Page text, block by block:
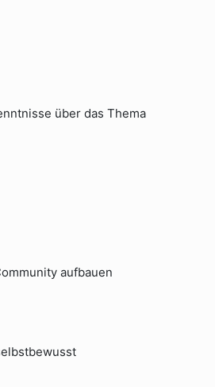
über das Thema
aufbauen